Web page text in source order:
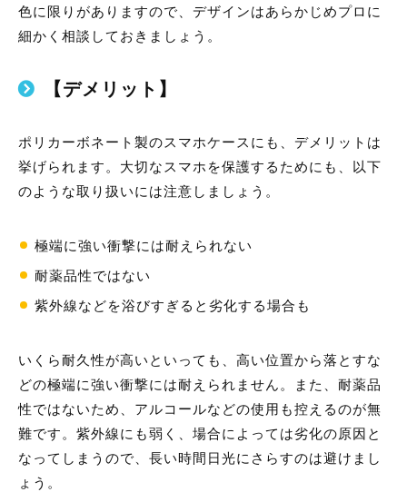
色に限りがありますので、デザインはあらかじめプロに
細かく相談しておきましょう。
【デメリット】
ポリカーボネート製のスマホケースにも、デメリットは
挙げられます。大切なスマホを保護するためにも、以下
のような取り扱いには注意しましょう。
極端に強い衝撃には耐えられない
耐薬品性ではない
紫外線などを浴びすぎると劣化する場合も
いくら耐久性が高いといっても、高い位置から落とすな
どの極端に強い衝撃には耐えられません。また、耐薬品
性ではないため、アルコールなどの使用も控えるのが無
難です。紫外線にも弱く、場合によっては劣化の原因と
なってしまうので、長い時間日光にさらすのは避けまし
ょう。